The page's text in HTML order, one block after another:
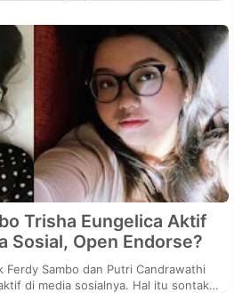
Trisha Eungelica Aktif
Sosial, Open Endorse?
di media sosialnya. Hal itu sontak